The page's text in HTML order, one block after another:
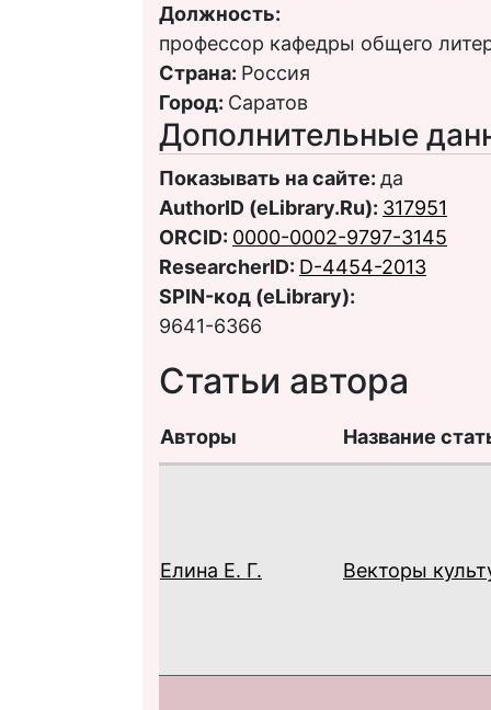
Должность:
профессор кафедры общего
Страна: Россия
Город: Саратов
Дополнительные
Показывать на сайте: да
AuthorID (eLibrary.Ru): 317951
ORCID: 0000-0002-9797-3145
ResearcherID: D-4454-2013
SPIN-код (eLibrary):
9641-6366
Статьи автора
Авторы Название
Елина Е. Г. Векторы